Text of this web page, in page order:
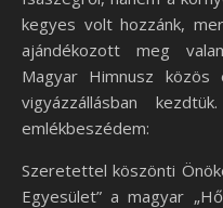
kegyes volt hozzánk,
ajándékozott meg
Magyar Himnusz közös
vigyázzállásban
emlékbeszédem:
Szeretettel köszönti
Egyesület” a magyar